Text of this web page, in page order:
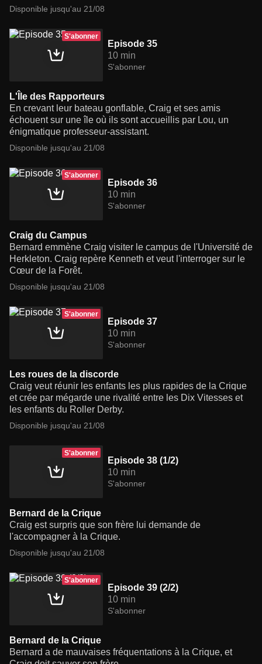
Disponible jusqu'au 21/08
S'abonner
Episode 35
10 min
S'abonner
L'Île des Rapporteurs
En crevant leur bateau gonflable, Craig et ses amis
échouent sur une île où ils sont accueillis par Lou, un
énigmatique professeur-assistant.
Disponible jusqu'au 21/08
S'abonner
Episode 36
10 min
S'abonner
Craig du Campus
Bernard emmène Craig visiter le campus de l'Université de
Herkleton. Craig repère Kenneth et veut l'interroger sur le
Cœur de la Forêt.
Disponible jusqu'au 21/08
S'abonner
Episode 37
10 min
S'abonner
Les roues de la discorde
Craig veut réunir les enfants les plus rapides de la Crique
et crée par mégarde une rivalité entre les Dix Vitesses et
les enfants du Roller Derby.
Disponible jusqu'au 21/08
S'abonner
Episode 38 (1/2)
10 min
S'abonner
Bernard de la Crique
Craig est surpris que son frère lui demande de
l'accompagner à la Crique.
Disponible jusqu'au 21/08
S'abonner
Episode 39 (2/2)
10 min
S'abonner
Bernard de la Crique
Bernard a de mauvaises fréquentations à la Crique, et